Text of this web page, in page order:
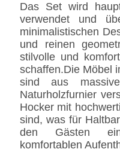
Das Set wird
verwendet und
minimalistischen
und reinen
stilvolle und
schaffen.Die Möbel
sind aus
Naturholzfurnier
Hocker mit
sind, was für
den Gästen
komfortablen